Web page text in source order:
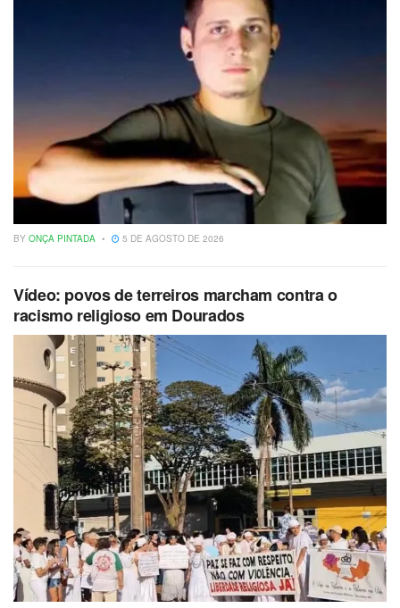
BY ONÇA PINTADA 5 DE AGOSTO DE 2026
Vídeo: povos de terreiros marcham contra o
racismo religioso em Dourados